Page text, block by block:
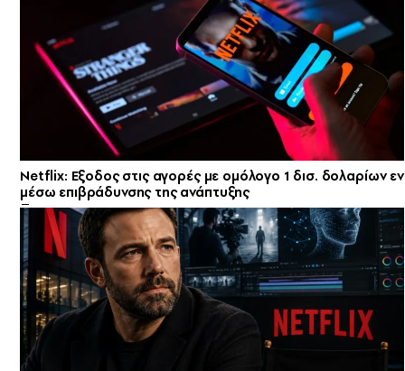
Netflix: Eξοδος στις αγορές με ομόλογο 1 δισ. δολαρίων εν
μέσω επιβράδυνσης της ανάπτυξης